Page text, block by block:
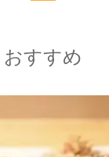
おすすめ